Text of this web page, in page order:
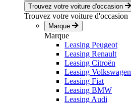
Trouvez votre voiture d'occasion
Trouvez votre voiture d'occasion
Marque
Marque
Leasing Peugeot
Leasing Renault
Leasing Citroën
Leasing Volkswagen
Leasing Fiat
Leasing BMW
Leasing Audi